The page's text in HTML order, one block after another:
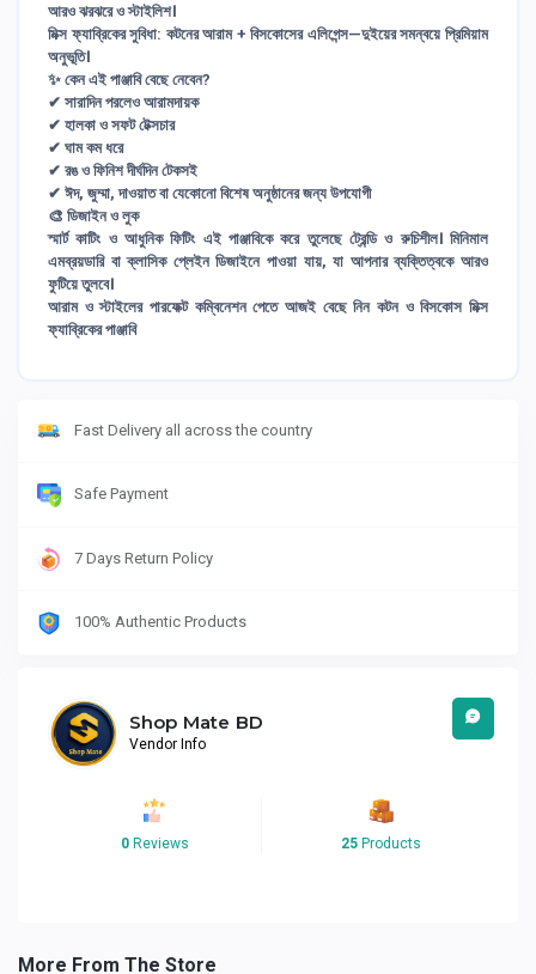
আরও ঝরঝরে ও স্টাইলিশ।
মিক্স ফ্যাব্রিকের সুবিধা: কটনের আরাম + বিসকোসের এলিগেন্স—দুইয়ের সমন্বয়ে প্রিমিয়াম
অনুভূতি।
✨ কেন এই পাঞ্জাবি বেছে নেবেন?
✔ সারাদিন পরলেও আরামদায়ক
✔ হালকা ও সফট টেক্সচার
✔ ঘাম কম ধরে
✔ রঙ ও ফিনিশ দীর্ঘদিন টেকসই
✔ ঈদ, জুম্মা, দাওয়াত বা যেকোনো বিশেষ অনুষ্ঠানের জন্য উপযোগী
🎨 ডিজাইন ও লুক
স্মার্ট কাটিং ও আধুনিক ফিটিং এই পাঞ্জাবিকে করে তুলেছে ট্রেন্ডি ও রুচিশীল। মিনিমাল
এমব্রয়ডারি বা ক্লাসিক প্লেইন ডিজাইনে পাওয়া যায়, যা আপনার ব্যক্তিত্বকে আরও
ফুটিয়ে তুলবে।
আরাম ও স্টাইলের পারফেক্ট কম্বিনেশন পেতে আজই বেছে নিন কটন ও বিসকোস মিক্স
ফ্যাব্রিকের পাঞ্জাবি
Fast Delivery all across the country
Safe Payment
7 Days Return Policy
100% Authentic Products
Shop Mate BD
Vendor Info
0 Reviews 25 Products
More From The Store